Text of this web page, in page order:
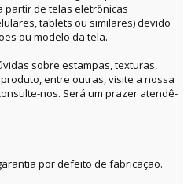
partir de telas eletrônicas
tablets ou similares) devido
ou modelo da tela.
sobre estampas, texturas,
entre outras, visite a nossa
nos. Será um prazer atendê-
por defeito de fabricação.